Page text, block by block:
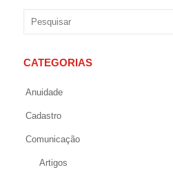
CATEGORIAS
Anuidade
Cadastro
Comunicação
Artigos